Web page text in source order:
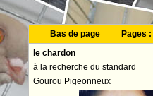
Bas de page Pages :
le chardon
à la recherche du standard
Gourou Pigeonneux